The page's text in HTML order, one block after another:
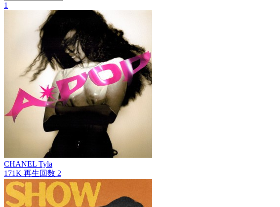
1
CHANEL Tyla
171K 再生回数 2